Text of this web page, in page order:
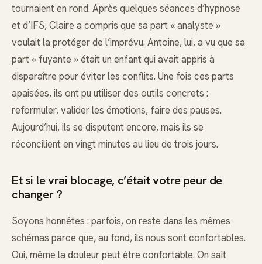
tournaient en rond. Après quelques séances d’hypnose
et d’IFS, Claire a compris que sa part « analyste »
voulait la protéger de l’imprévu. Antoine, lui, a vu que sa
part « fuyante » était un enfant qui avait appris à
disparaître pour éviter les conflits. Une fois ces parts
apaisées, ils ont pu utiliser des outils concrets :
reformuler, valider les émotions, faire des pauses.
Aujourd’hui, ils se disputent encore, mais ils se
réconcilient en vingt minutes au lieu de trois jours.
Et si le vrai blocage, c’était votre peur de
changer ?
Soyons honnêtes : parfois, on reste dans les mêmes
schémas parce que, au fond, ils nous sont confortables.
Oui, même la douleur peut être confortable. On sait